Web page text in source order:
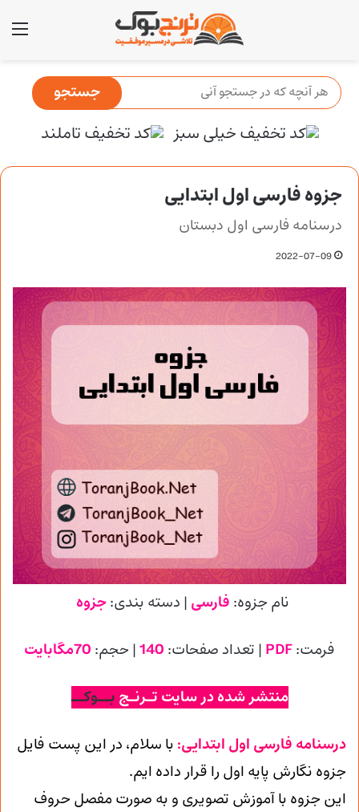
جزوه فارسی اول ابتدایی
درسنامه فارسی اول دبستان
2022-07-09
نام جزوه: فارسی | دسته بندی:جزوه
فرمت:PDF | تعداد صفحات: 140| حجم: 70مگابایت
منتشر شده در سایت تـرنـج بــوکــ
درسنامه فارسی اول ابتدایی: با سلام، در این پست فایل
جزوه نگارش پایه اول را قرار داده ایم.
این جزوه با آموزش تصویری و به صورت مفصل حروف